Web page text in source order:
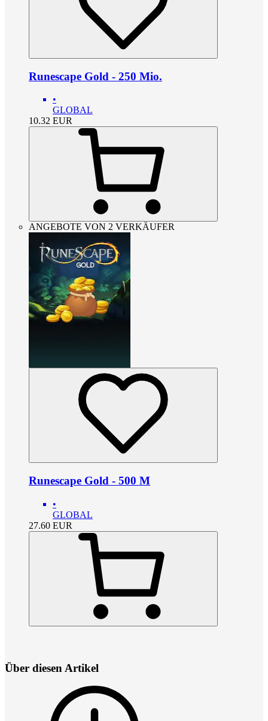
Runescape Gold - 250 Mio.
•
GLOBAL
10.32 EUR
ANGEBOTE VON 2 VERKÄUFER
Runescape Gold - 500 M
•
GLOBAL
27.60 EUR
Über diesen Artikel